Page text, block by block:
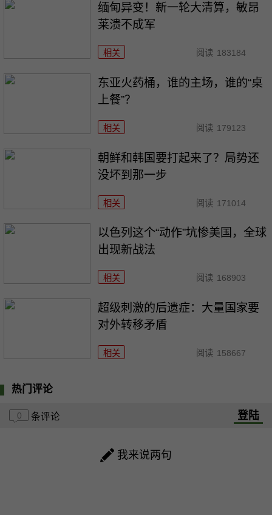
缅甸异变！新一轮大清算，敏昂
莱溃不成军
相关 阅读 183184
东亚火药桶，谁的主场，谁的“桌
上餐”？
相关 阅读 179123
朝鲜和韩国要打起来了？局势还
没坏到那一步
相关 阅读 171014
以色列这个“动作”坑惨美国，全球
出现新战法
相关 阅读 168903
超级刺激的后遗症：大量国家要
对外转移矛盾
相关 阅读 158667
热门评论
0 条评论 登陆
我来说两句